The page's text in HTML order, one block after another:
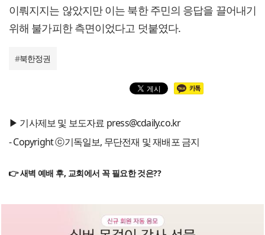
이뤄지지는 않았지만 이는 북한 주민의 응답을 끌어내기
위해 불가피한 측면이었다고 덧붙였다.
#북한정권
▶ 기사제보 및 보도자료 press@cdaily.co.kr
- Copyright ⓒ기독일보, 무단전재 및 재배포 금지
👉 새벽 예배 후, 교회에서 꼭 필요한 것은??